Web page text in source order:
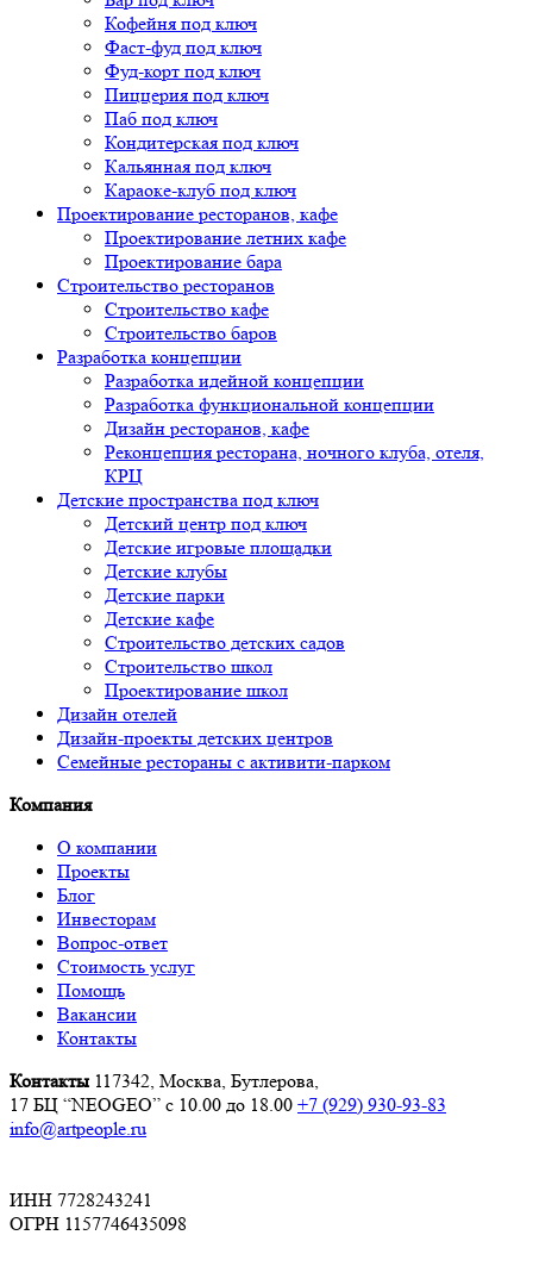
Кофейня под ключ
Фаст-фуд под ключ
Фуд-корт под ключ
Пиццерия под ключ
Паб под ключ
Кондитерская под ключ
Кальянная под ключ
Караоке-клуб под ключ
Проектирование ресторанов, кафе
Проектирование летних кафе
Проектирование бара
Строительство ресторанов
Строительство кафе
Строительство баров
Разработка концепции
Разработка идейной концепции
Разработка функциональной концепции
Дизайн ресторанов, кафе
Реконцепция ресторана, ночного клуба, отеля,
КРЦ
Детские пространства под ключ
Детский центр под ключ
Детские игровые площадки
Детские клубы
Детские парки
Детские кафе
Строительство детских садов
Строительство школ
Проектирование школ
Дизайн отелей
Дизайн-проекты детских центров
Семейные рестораны с активити-парком
Компания
О компании
Проекты
Блог
Инвесторам
Вопрос-ответ
Стоимость услуг
Помощь
Вакансии
Контакты
Контакты 117342, Москва, Бутлерова,
17 БЦ “NEOGEO” с 10.00 до 18.00 +7 (929) 930-93-83
info@artpeople.ru
ИНН 7728243241
ОГРН 1157746435098